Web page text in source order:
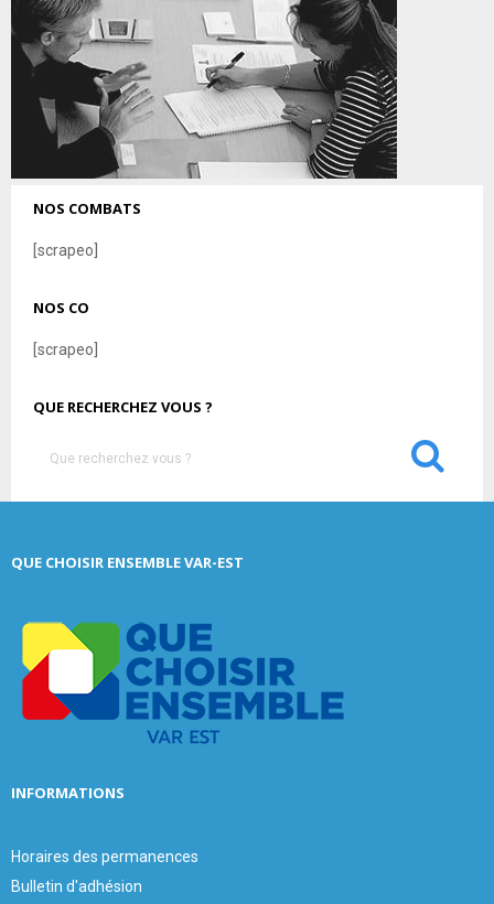
NOS COMBATS
[scrapeo]
NOS CO
[scrapeo]
QUE RECHERCHEZ VOUS ?
h
S
QUE CHOISIR ENSEMBLE VAR-EST
INFORMATIONS
Horaires des permanences
Bulletin d'adhésion